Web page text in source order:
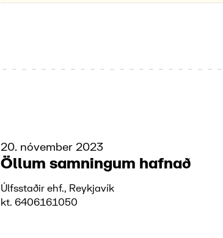
20. nóvember 2023
Öllum samningum hafnað
Úlfsstaðir ehf., Reykjavík
kt. 6406161050